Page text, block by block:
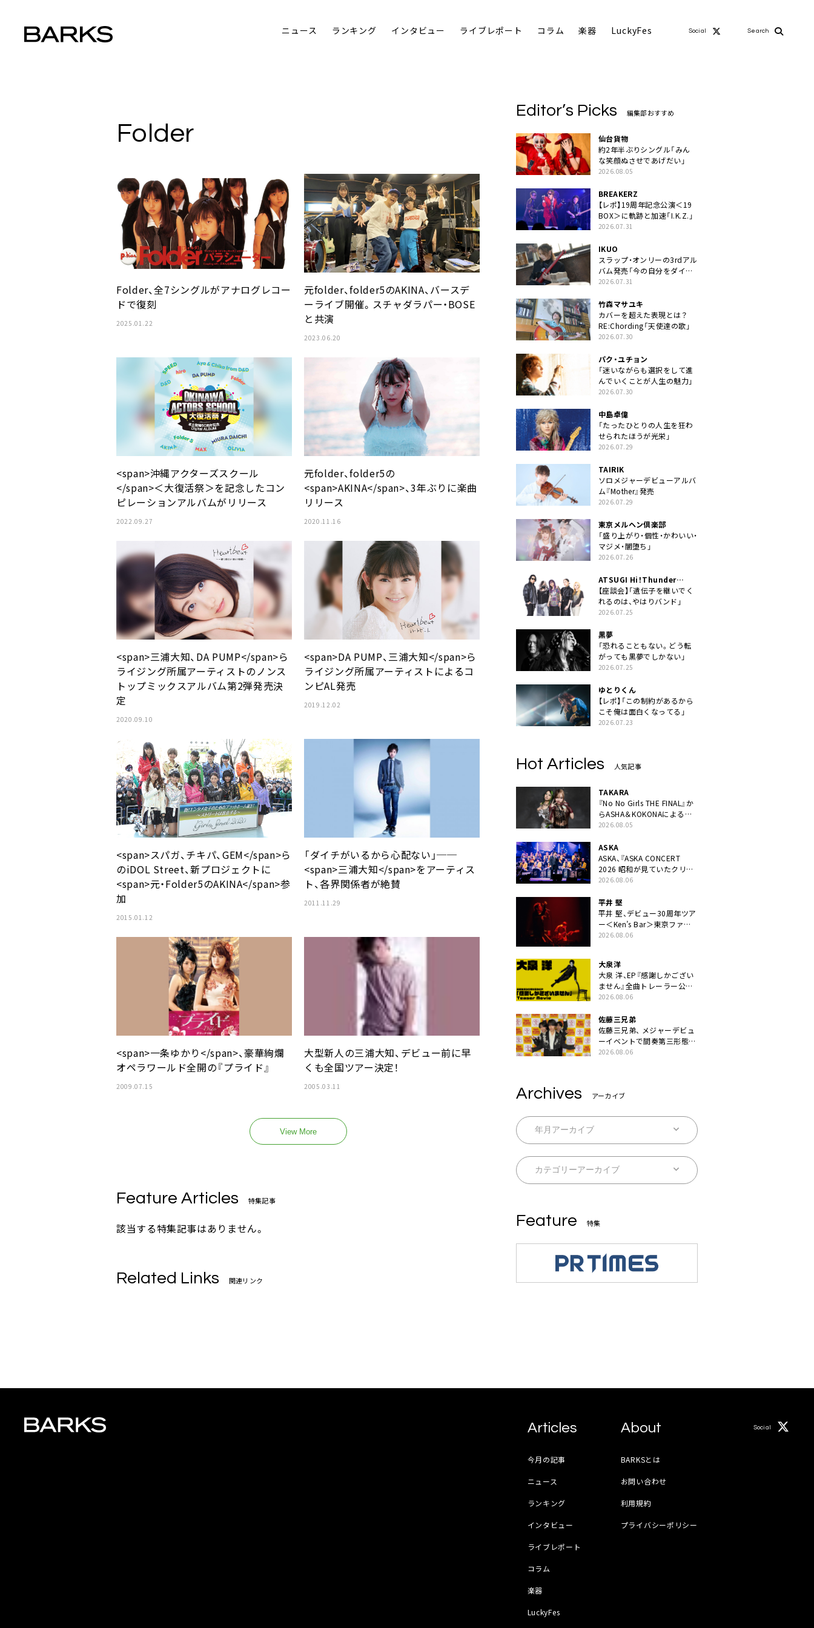
ニュース ランキング インタビュー ライブレポート コラム 楽器 LuckyFes Social Search
Folder
Folder、全7シングルがアナログレコー
ドで復刻
2025.01.22
元folder、folder5のAKINA、バースデ
ーライブ開催。スチャダラパー・BOSE
と共演
2023.06.20
<span>沖縄アクターズスクール
</span>＜大復活祭＞を記念したコン
ピレーションアルバムがリリース
2022.09.27
元folder、folder5の
<span>AKINA</span>、3年ぶりに楽曲
リリース
2020.11.16
<span>三浦大知、DA PUMP</span>ら
ライジング所属アーティストのノンス
トップミックスアルバム第2弾発売決
定
2020.09.10
<span>DA PUMP、三浦大知</span>ら
ライジング所属アーティストによるコ
ンピAL発売
2019.12.02
<span>スパガ、チキパ、GEM</span>ら
のiDOL Street、新プロジェクトに
<span>元・Folder5のAKINA</span>参
加
2015.01.12
「ダイチがいるから心配ない」──
<span>三浦大知</span>をアーティス
ト、各界関係者が絶賛
2011.11.29
<span>一条ゆかり</span>、豪華絢爛
オペラワールド全開の『プライド』
2009.07.15
大型新人の三浦大知、デビュー前に早
くも全国ツアー決定！
2005.03.11
View More
Feature Articles 特集記事
該当する特集記事はありません。
Related Links 関連リンク
Editor’s Picks 編集部おすすめ
仙台貨物
約2年半ぶりシングル「みん
な笑顔ぬさせであげだい」
2026.08.05
BREAKERZ
【レポ】19周年記念公演＜19
BOX＞に軌跡と加速「I.K.Z.」
2026.07.31
IKUO
スラップ・オンリーの3rdアル
バム発売「今の自分をダイレ
クトに」
2026.07.31
竹森マサユキ
カバーを超えた表現とは？
RE:Chording「天使達の歌」
2026.07.30
パク・ユチョン
「迷いながらも選択をして進
んでいくことが人生の魅力」
2026.07.30
中島卓偉
「たったひとりの人生を狂わ
せられたほうが光栄」
2026.07.29
TAIRIK
ソロメジャーデビューアルバ
ム『Mother』発売
2026.07.29
東京メルヘン倶楽部
「盛り上がり・個性・かわいい・
マジメ・闇堕ち」
2026.07.26
ATSUGI Hi！Thunder
Rock Festival
【座談会】「遺伝子を継いでく
れるのは、やはりバンド」
2026.07.25
黒夢
「恐れることもない。どう転
がっても黒夢でしかない」
2026.07.25
ゆとりくん
【レポ】「この制約があるから
こそ俺は面白くなってる」
2026.07.23
Hot Articles 人気記事
TAKARA
『No No Girls THE FINAL』か
らASHA＆KOKONAによるユ
ニット・TAKARAがデビュー
2026.08.05
ASKA
ASKA、『ASKA CONCERT
2026 昭和が見ていたクリス
マス!? 』発売＆上映決定
2026.08.06
平井 堅
平井 堅、デビュー30周年ツア
ー＜Ken’s Bar＞東京ファイ
ナル公演の映像商品化決定。
2026.08.06
大泉洋
大泉 洋、EP『感謝しかござい
ません』全曲トレーラー公
開。幾田りら書き下ろし曲や
による提供曲のレコーディン
グ映像の一部解禁も
2026.08.06
佐藤三兄弟
佐藤三兄弟、 メジャーデビュ
ーイベントで間奏第三形態ダ
ンスを披露
2026.08.06
Archives アーカイブ
Feature 特集
Articles
今月の記事
ニュース
ランキング
インタビュー
ライブレポート
コラム
楽器
LuckyFes
About
BARKSとは
お問い合わせ
利用規約
プライバシーポリシー
Social